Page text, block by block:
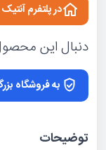
در پلتفرم
دنبال این
به فروشگاه
توضیحات